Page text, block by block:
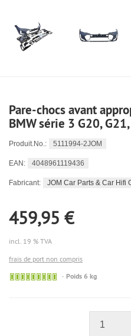
Pare-chocs avant
BMW série 3 G20,
Produit.No.: 5111994-2JOM
EAN: 4048961119436
Fabricant: JOM Car Parts & Car Hifi
459,95 €
incl. 19 % TVA
frais de port non compris
🟢 Poids 6 kg
1